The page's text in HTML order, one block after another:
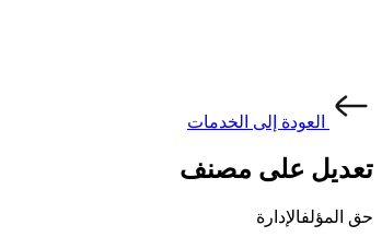
العودة إلى الخدمات
تعديل على مصنف
حق المؤلفالإدارة